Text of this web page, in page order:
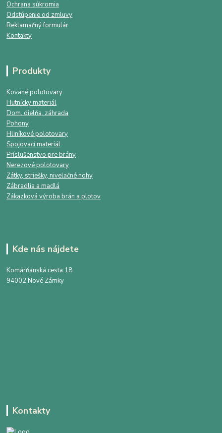
Ochrana súkromia
Odstúpenie od zmluvy
Reklamačný formulár
Kontakty
Produkty
Kované polotovary
Hutnícky materiál
Dom, dielňa, záhrada
Pohony
Hliníkové polotovary
Spojovací materiál
Príslušenstvo pre brány
Nerezové polotovary
Zátky, striešky, nivelačné nohy
Zábradlia a madlá
Zákazková výroba brán a plotov
Kde nás nájdete
Komárňanská cesta 18
94002 Nové Zámky
Kontakty